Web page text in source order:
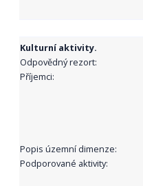
Kulturní aktivity.
Odpovědný rezort:
Příjemci:
Popis územní dimenze:
Podporované aktivity: